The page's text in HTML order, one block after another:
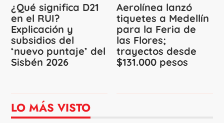
¿Qué significa D21
en el RUI?
Explicación y
subsidios del
‘nuevo puntaje’ del
Sisbén 2026
Aerolínea lanzó
tiquetes a Medellín
para la Feria de
las Flores;
trayectos desde
$131.000 pesos
LO MÁS VISTO